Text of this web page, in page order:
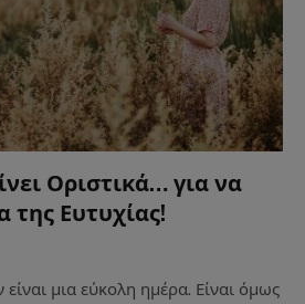
Οριστικά… για να
της Ευτυχίας!
μια εύκολη ημέρα. Είναι όμως